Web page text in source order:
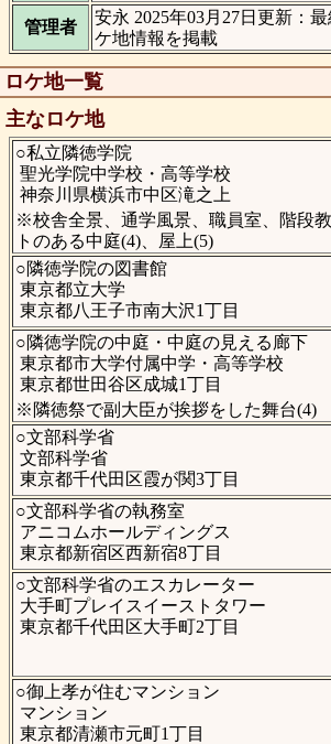
管理者
安永 2025年03月27日更新：
ケ地情報を掲載
ロケ地一覧
主なロケ地
○私立隣徳学院
聖光学院中学校・高等学校
神奈川県横浜市中区滝之上
※校舎全景、通学風景、職員室、階段
トのある中庭(4)、屋上(5)
○隣徳学院の図書館
東京都立大学
東京都八王子市南大沢1丁目
○隣徳学院の中庭・中庭の見える廊下
東京都市大学付属中学・高等学校
東京都世田谷区成城1丁目
※隣徳祭で副大臣が挨拶をした舞台(4)
○文部科学省
文部科学省
東京都千代田区霞が関3丁目
○文部科学省の執務室
アニコムホールディングス
東京都新宿区西新宿8丁目
○文部科学省のエスカレーター
大手町プレイスイーストタワー
東京都千代田区大手町2丁目
○御上孝が住むマンション
マンション
東京都清瀬市元町1丁目